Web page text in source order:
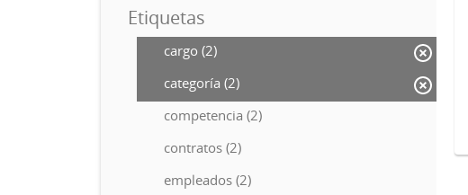
Etiquetas
cargo (2)
categoría (2)
competencia (2)
contratos (2)
empleados (2)